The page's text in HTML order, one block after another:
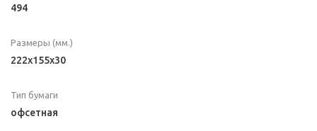
494
Размеры (мм.)
222x155x30
Тип бумаги
офсетная